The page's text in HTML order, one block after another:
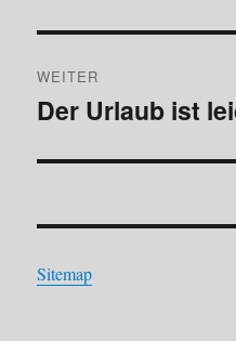
WEITER
Nächster
Der Urlaub ist
Sitemap